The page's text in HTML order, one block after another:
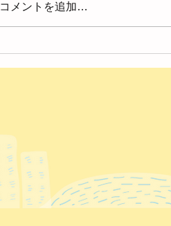
園】
コメントを追加…